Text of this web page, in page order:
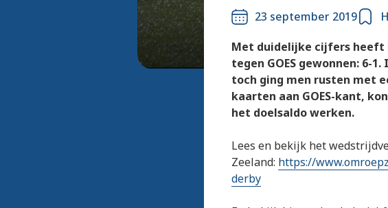
23 september 2019
Met duidelijke cijfers heeft
tegen GOES gewonnen: 6-
toch ging men rusten met
kaarten aan GOES-kant,
het doelsaldo werken.
Lees en bekijk het
Zeeland: https://
derby